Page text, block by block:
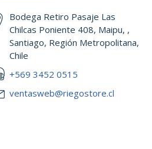
Bodega Retiro Pasaje Las
Chilcas Poniente 408, Maipu, ,
Santiago, Región Metropolitana,
Chile
+569 3452 0515
ventasweb@riegostore.cl